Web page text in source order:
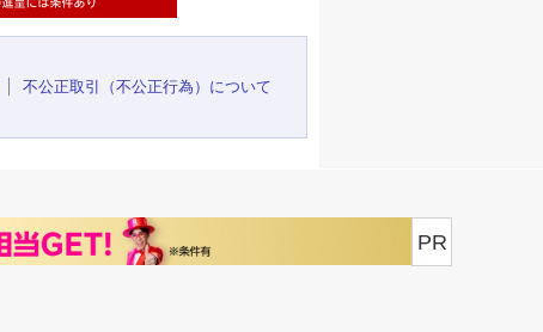
不公正取引（不公正行為）について
PR